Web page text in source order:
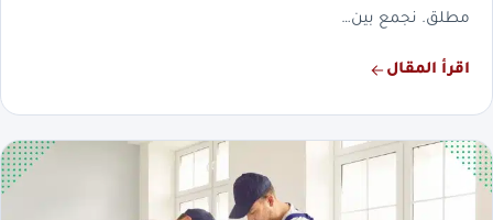
مطلق. نجمع بين…
اقرأ المقال